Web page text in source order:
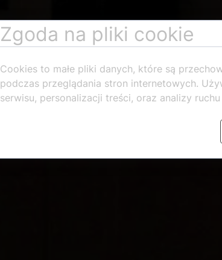
Zgoda na pliki cookie
Cookies to małe pliki danych, które są
podczas przeglądania stron internetowych.
serwisu, personalizacji treści, oraz analizy